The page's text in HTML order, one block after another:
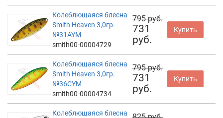
Колеблющаяся блесна
Smith Heaven 3,0гр.
№31AYM
smith00-00004729
795 руб.
731
руб.
Купить
Колеблющаяся блесна
Smith Heaven 3,0гр.
№36CYM
smith00-00004734
795 руб.
731
руб.
Купить
Колеблющаяся блесна